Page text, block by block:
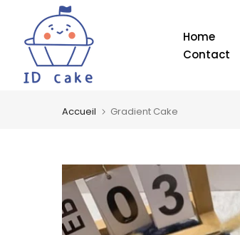
contenu
Home
Contact
Accueil Gradient Cake